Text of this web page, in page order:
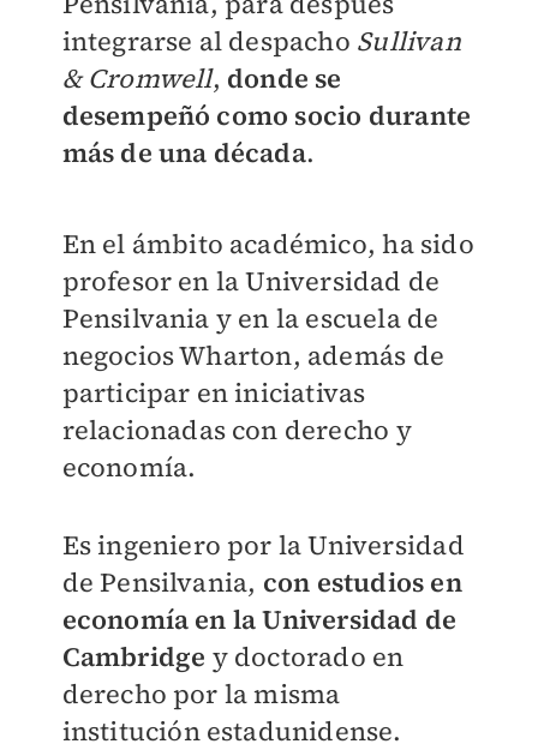
integrarse al despacho Sullivan
& Cromwell, donde se
desempeñó como socio durante
más de una década.
En el ámbito académico, ha sido
profesor en la Universidad de
Pensilvania y en la escuela de
negocios Wharton, además de
participar en iniciativas
relacionadas con derecho y
economía.
Es ingeniero por la Universidad
de Pensilvania, con estudios en
economía en la Universidad de
Cambridge y doctorado en
derecho por la misma
institución estadunidense.